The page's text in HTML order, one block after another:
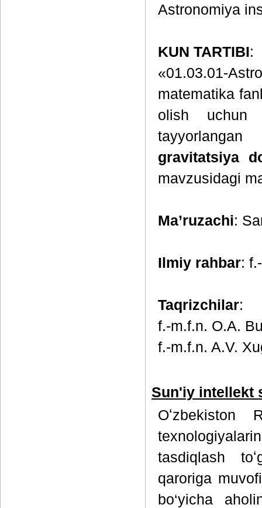
Astronomiya
KUN TARTIBI:
«01.03.01-
matematika
olish uchun
gravitatsiya
mavzusidagi
Ma’ruzachi:
Ilmiy rahbar:
Taqrizchilar:
f.-m.f.n. О.A.
f.-m.f.n. A.V.
Sun'iy intellekt
Oʻzbekiston
tasdiqlash
qaroriga
bo‘yicha